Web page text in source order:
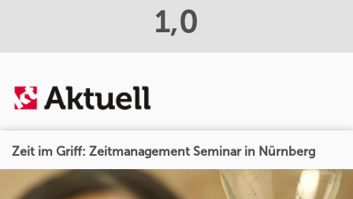
1,0
Zeit im Griff: Zeitmanagement Seminar in Nürnberg